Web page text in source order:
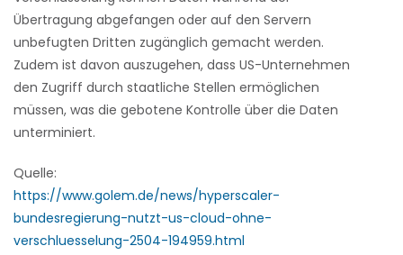
Übertragung abgefangen oder auf den Servern
unbefugten Dritten zugänglich gemacht werden.
Zudem ist davon auszugehen, dass US-Unternehmen
den Zugriff durch staatliche Stellen ermöglichen
müssen, was die gebotene Kontrolle über die Daten
unterminiert.
Quelle:
https://www.golem.de/news/hyperscaler-
bundesregierung-nutzt-us-cloud-ohne-
verschluesselung-2504-194959.html